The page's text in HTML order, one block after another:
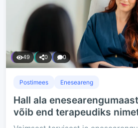
49 0 0
Postimees Eneseareng
Hall ala
võib end terapeudiks